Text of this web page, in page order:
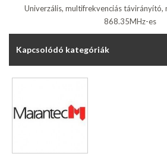
Univerzális, multifrekvenciás távirányító,
868.35MHz-es
Kapcsolódó kategóriák